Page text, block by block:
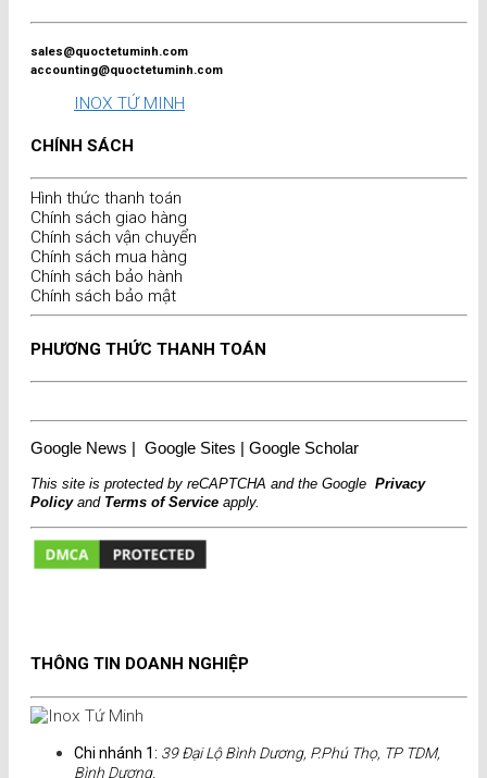
sales@quoctetuminh.com
accounting@quoctetuminh.com
INOX TỨ MINH
CHÍNH SÁCH
Hình thức thanh toán
Chính sách giao hàng
Chính sách vận chuyển
Chính sách mua hàng
Chính sách bảo hành
Chính sách bảo mật
PHƯƠNG THỨC THANH TOÁN
Google News | Google Sites | Google Scholar
This site is protected by reCAPTCHA and the Google Privacy
PolicyandTerms of Service apply.
THÔNG TIN DOANH NGHIỆP
Chi nhánh 1: 39 Đại Lộ Bình Dương, P.Phú Thọ, TP TDM,
Bình Dương.